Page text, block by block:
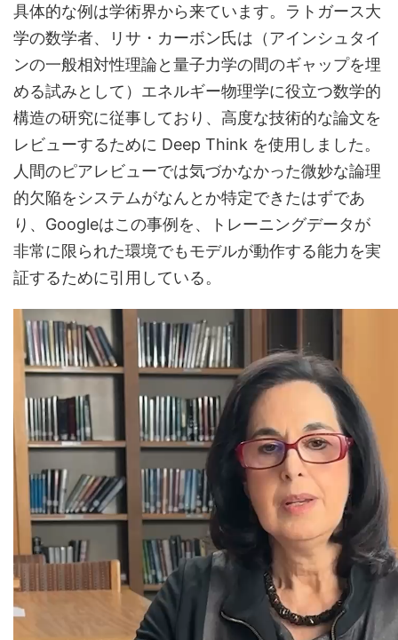
具体的な例は学術界から来ています。ラトガース大
学の数学者、リサ・カーボン氏は（アインシュタイ
ンの一般相対性理論と量子力学の間のギャップを埋
める試みとして）エネルギー物理学に役立つ数学的
構造の研究に従事しており、高度な技術的な論文を
レビューするために Deep Think を使用しました。
人間のピアレビューでは気づかなかった微妙な論理
的欠陥をシステムがなんとか特定できたはずであ
り、Googleはこの事例を、トレーニングデータが
非常に限られた環境でもモデルが動作する能力を実
証するために引用している。